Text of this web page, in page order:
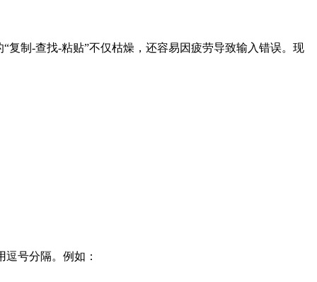
制-查找-粘贴”不仅枯燥，还容易因疲劳导致输入错误。现
号分隔。例如：